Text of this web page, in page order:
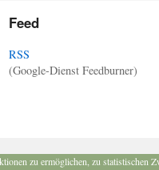
Feed
RSS
(Google-Dienst Feedburner)
zu ermöglichen, zu